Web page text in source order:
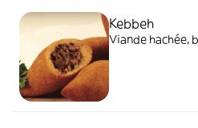
Kebbeh
Viande hachée,